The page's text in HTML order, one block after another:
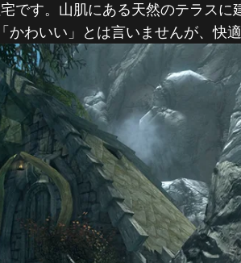
です。山肌にある天然のテラス
わいい」とは言いませんが、快